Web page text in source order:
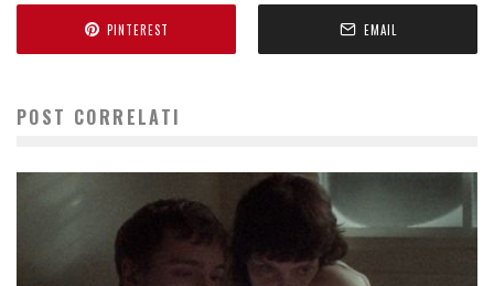
PINTEREST EMAIL
POST CORRELATI